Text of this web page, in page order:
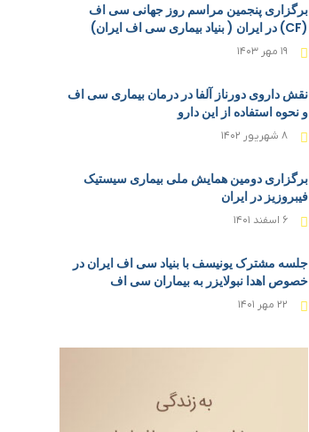
برگزاری پنجمین مراسم روز جهانی سی اف
(CF) در ایران ( بنیاد بیماری سی اف ایران)
۱۹ مهر ۱۴۰۳
نقش داروی دورناز آلفا در درمان بیماری سی اف
و نحوه استفاده از این دارو
۸ شهریور ۱۴۰۲
برگزاری دومین همایش ملی بیماری سیستیک
فیبروزیز در ایران
۶ اسفند ۱۴۰۱
جلسه مشترک یونیسف با بنیاد سی اف ایران در
خصوص اهدا نبولایزر به بیماران سی اف
۲۲ مهر ۱۴۰۱